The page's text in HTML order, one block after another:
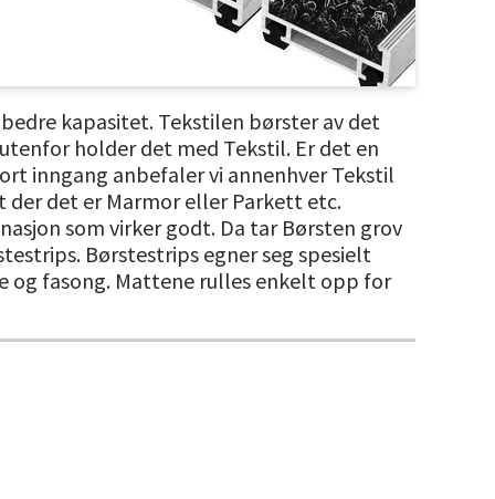
kapasitet. Tekstilen børster av det
holder det med Tekstil. Er det en
inngang anbefaler vi annenhver Tekstil
der det er Marmor eller Parkett etc.
som virker godt. Da tar Børsten grov
Børstestrips egner seg spesielt
og fasong. Mattene rulles enkelt opp for